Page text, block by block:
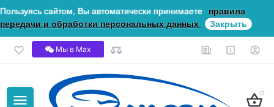
Пользуясь сайтом, Вы автоматически принимаете
правила
передачи и обработки персональных данных
Закрыть
Мы в Мах
0